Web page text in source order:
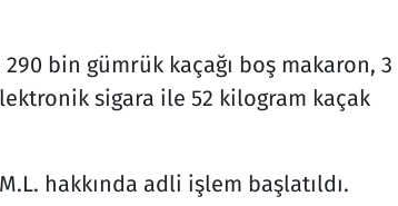
bin gümrük kaçağı boş makaron, 3
sigara ile 52 kilogram kaçak
hakkında adli işlem başlatıldı.